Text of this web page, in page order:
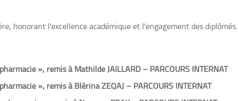
honorant l'excellence académique et l'engagement des diplômés.
», remis à Mathilde JAILLARD – PARCOURS INTERNAT
», remis à Blérina ZEQAJ – PARCOURS INTERNAT